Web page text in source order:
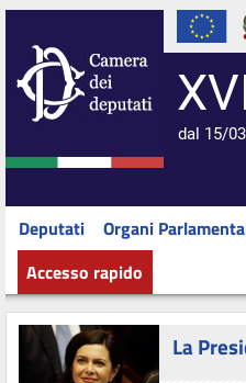
dal 15/
Deputati Organi
Accesso rapido
La